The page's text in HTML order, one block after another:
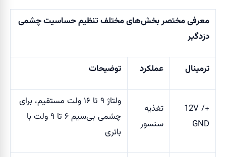
معرفی مختصر بخش‌های مختلف تنظیم حساسیت چشمی
دزدگیر
ترمینال عملکرد توضیحات
+12V /
GND
تغذیه
سنسور
ولتاژ ۹ تا ۱۶ ولت مستقیم، برای
چشمی بی‌سیم ۶ تا ۹ ولت با
باتری